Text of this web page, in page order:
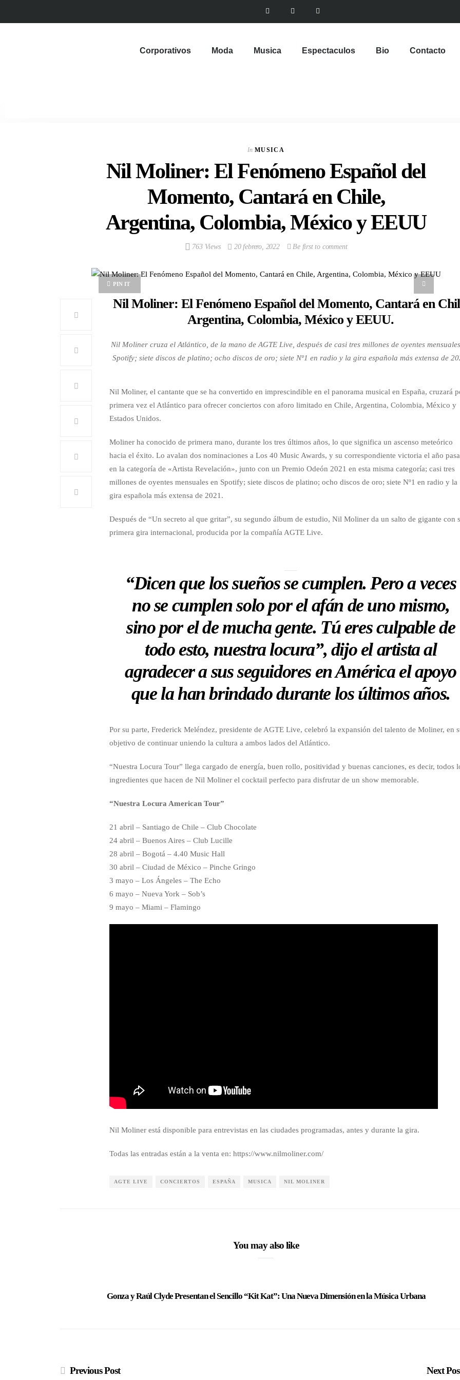
Corporativos Moda Musica Espectaculos Bio Contacto
In MUSICA
Nil Moliner: El Fenómeno Español del
Momento, Cantará en Chile,
Argentina, Colombia, México y EEUU
763 Views 20 febrero, 2022 Be first to comment
PIN IT
Nil Moliner: El Fenómeno Español del Momento, Cantará en
Argentina, Colombia, México y EEUU.
Nil Moliner cruza el Atlántico, de la mano de AGTE Live, después de casi tres millones de oyentes
Spotify; siete discos de platino; ocho discos de oro; siete Nº1 en radio y la gira española más extensa de
Nil Moliner, el cantante que se ha convertido en imprescindible en el panorama musical en España, cruzará
primera vez el Atlántico para ofrecer conciertos con aforo limitado en Chile, Argentina, Colombia, México y
Estados Unidos.
Moliner ha conocido de primera mano, durante los tres últimos años, lo que significa un ascenso meteórico
hacia el éxito. Lo avalan dos nominaciones a Los 40 Music Awards, y su correspondiente victoria el año
en la categoría de «Artista Revelación», junto con un Premio Odeón 2021 en esta misma categoría; casi tres
millones de oyentes mensuales en Spotify; siete discos de platino; ocho discos de oro; siete Nº1 en radio y la
gira española más extensa de 2021.
Después de “Un secreto al que gritar”, su segundo álbum de estudio, Nil Moliner da un salto de gigante con
primera gira internacional, producida por la compañía AGTE Live.
“Dicen que los sueños se cumplen. Pero a veces
no se cumplen solo por el afán de uno mismo,
sino por el de mucha gente. Tú eres culpable de
todo esto, nuestra locura”, dijo el artista al
agradecer a sus seguidores en América el apoyo
que la han brindado durante los últimos años.
Por su parte, Frederick Meléndez, presidente de AGTE Live, celebró la expansión del talento de Moliner, en
objetivo de continuar uniendo la cultura a ambos lados del Atlántico.
“Nuestra Locura Tour” llega cargado de energía, buen rollo, positividad y buenas canciones, es decir, todos
ingredientes que hacen de Nil Moliner el cocktail perfecto para disfrutar de un show memorable.
“Nuestra Locura American Tour”
21 abril – Santiago de Chile – Club Chocolate
24 abril – Buenos Aires – Club Lucille
28 abril – Bogotá – 4.40 Music Hall
30 abril – Ciudad de México – Pinche Gringo
3 mayo – Los Ángeles – The Echo
6 mayo – Nueva York – Sob’s
9 mayo – Miami – Flamingo
Nil Moliner está disponible para entrevistas en las ciudades programadas, antes y durante la gira.
Todas las entradas están a la venta en: https://www.nilmoliner.com/
AGTE LIVE CONCIERTOS ESPAÑA MUSICA NIL MOLINER
You may also like
Gonza y Raúl Clyde Presentan el Sencillo “Kit Kat”: Una Nueva Dimensión en la Música Urbana
Previous Post Next